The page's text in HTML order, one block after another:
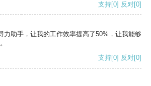
支持[0] 反对[0]
力助手，让我的工作效率提高了50%，让我能够
支持[0] 反对[0]